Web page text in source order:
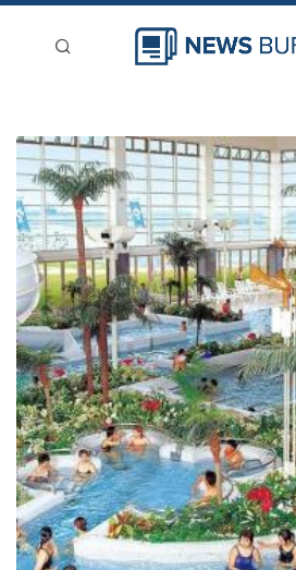
新聞稿分類
登入
刊登